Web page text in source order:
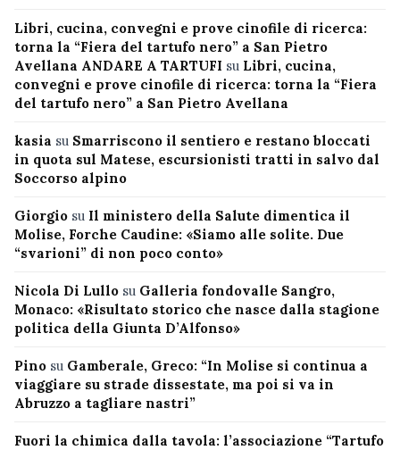
Libri, cucina, convegni e prove cinofile di ricerca:
torna la “Fiera del tartufo nero” a San Pietro
Avellana ANDARE A TARTUFI su Libri, cucina,
convegni e prove cinofile di ricerca: torna la “Fiera
del tartufo nero” a San Pietro Avellana
kasia su Smarriscono il sentiero e restano bloccati
in quota sul Matese, escursionisti tratti in salvo dal
Soccorso alpino
Giorgio su Il ministero della Salute dimentica il
Molise, Forche Caudine: «Siamo alle solite. Due
“svarioni” di non poco conto»
Nicola Di Lullo su Galleria fondovalle Sangro,
Monaco: «Risultato storico che nasce dalla stagione
politica della Giunta D’Alfonso»
Pino su Gamberale, Greco: “In Molise si continua a
viaggiare su strade dissestate, ma poi si va in
Abruzzo a tagliare nastri”
Fuori la chimica dalla tavola: l’associazione “Tartufo